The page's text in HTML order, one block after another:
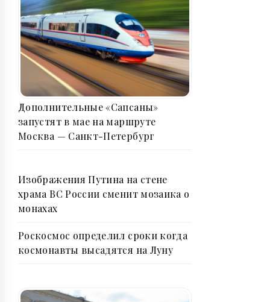
Дополнительные «Сапсаны»
запустят в мае на маршруте
Москва — Санкт-Петербург
Изображения Путина на стене
храма ВС России сменит мозаика о
монахах
Роскосмос определил сроки когда
космонавты высадятся на Луну